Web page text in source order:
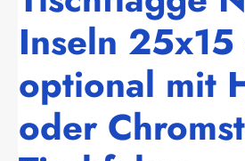
Inseln 25x15
optional mit
oder